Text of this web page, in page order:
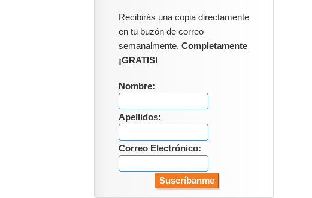
Recibirás una copia directamente
en tu buzón de correo
semanalmente. Completamente
¡GRATIS!
Nombre:
Apellidos:
Correo Electrónico: